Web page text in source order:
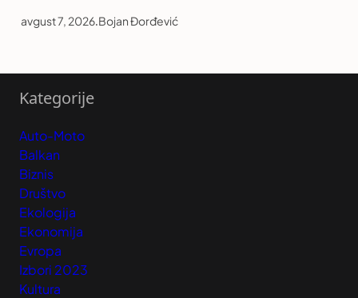
avgust 7, 2026.Bojan Đorđević
Kategorije
Auto-Moto
Balkan
Biznis
Društvo
Ekologija
Ekonomija
Evropa
Izbori 2023
Kultura